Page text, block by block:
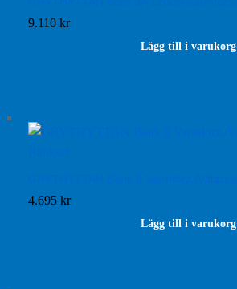
9.110 kr
Lägg till i varukorg
4.695 kr
Lägg till i varukorg